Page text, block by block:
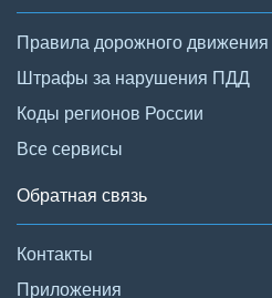
Правила дорожного движения
Штрафы за нарушения ПДД
Коды регионов России
Все сервисы
Обратная связь
Контакты
Приложения